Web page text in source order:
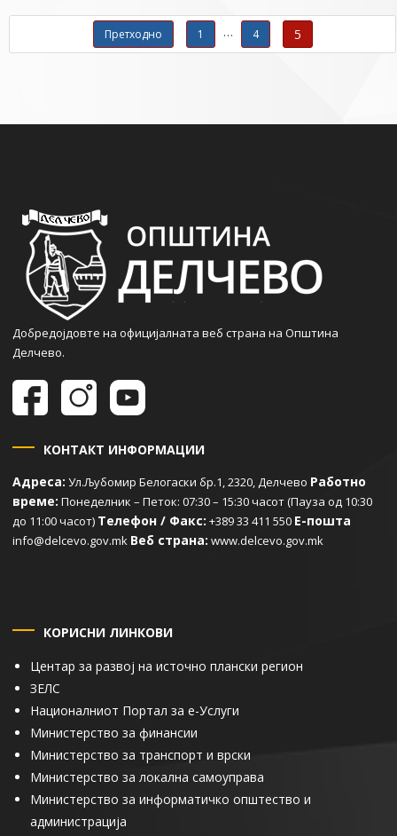
Навигација со објавувања
Претходно 1 … 4 5
Добредојдовте на официјалната веб страна на Општина
Делчево.
КОНТАКТ ИНФОРМАЦИИ
Адреса: Ул.Љубомир Белогаски бр.1, 2320, Делчево Работно
време: Понеделник – Петок: 07:30 – 15:30 часот (Пауза од 10:30
до 11:00 часот) Телефон / Факс: +389 33 411 550 Е-пошта
info@delcevo.gov.mk Веб страна: www.delcevo.gov.mk
КОРИСНИ ЛИНКОВИ
Центар за развој на источно плански регион
ЗЕЛС
Националниот Портал за е-Услуги
Министерство за финансии
Министерство за транспорт и врски
Министерство за локална самоуправа
Министерство за информатичко општество и
администрација